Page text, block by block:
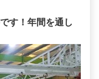
す！年間を通し